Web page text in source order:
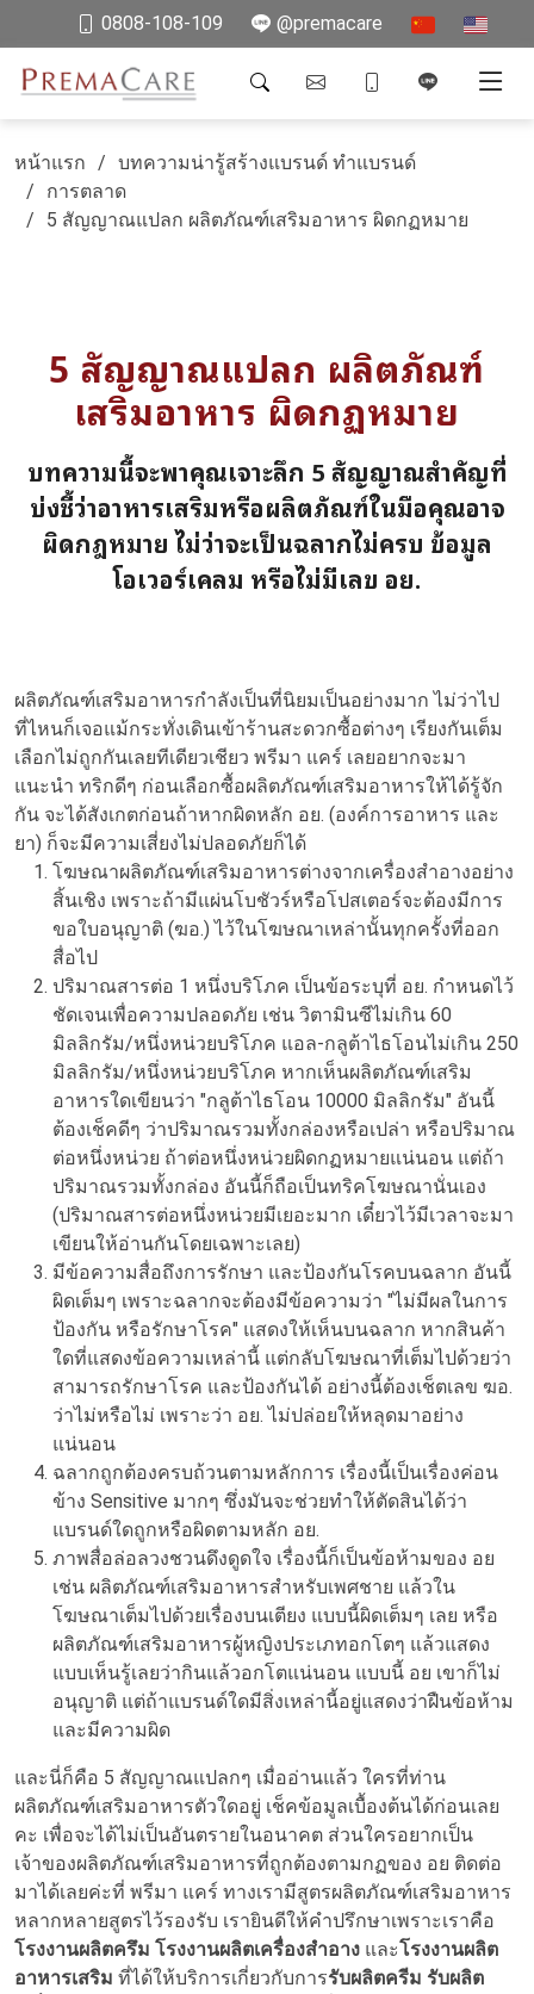
0808-108-109 @premacare
หน้าแรก
บทความน่ารู้สร้างแบรนด์ ทำแบรนด์
การตลาด
5 สัญญาณแปลก ผลิตภัณฑ์เสริมอาหาร ผิดกฏหมาย
5 สัญญาณแปลก ผลิตภัณฑ์
เสริมอาหาร ผิดกฏหมาย
บทความนี้จะพาคุณเจาะลึก 5 สัญญาณสำคัญที่
บ่งชี้ว่าอาหารเสริมหรือผลิตภัณฑ์ในมือคุณอาจ
ผิดกฎหมาย ไม่ว่าจะเป็นฉลากไม่ครบ ข้อมูล
โอเวอร์เคลม หรือไม่มีเลข อย.
ผลิตภัณฑ์เสริมอาหารกำลังเป็นที่นิยมเป็นอย่างมาก ไม่ว่าไป
ที่ไหนก็เจอแม้กระทั่งเดินเข้าร้านสะดวกซื้อต่างๆ เรียงกันเต็ม
เลือกไม่ถูกกันเลยทีเดียวเชียว พรีมา แคร์ เลยอยากจะมา
แนะนำ ทริกดีๆ ก่อนเลือกซื้อผลิตภัณฑ์เสริมอาหารให้ได้รู้จัก
กัน จะได้สังเกตก่อนถ้าหากผิดหลัก อย. (องค์การอาหาร และ
ยา) ก็จะมีความเสี่ยงไม่ปลอดภัยก็ได้
โฆษณาผลิตภัณฑ์เสริมอาหารต่างจากเครื่องสำอางอย่าง
สิ้นเชิง เพราะถ้ามีแผ่นโบชัวร์หรือโปสเตอร์จะต้องมีการ
ขอใบอนุญาติ (ฆอ.) ไว้ในโฆษณาเหล่านั้นทุกครั้งที่ออก
สื่อไป
ปริมาณสารต่อ 1 หนึ่งบริโภค เป็นข้อระบุที่ อย. กำหนดไว้
ชัดเจนเพื่อความปลอดภัย เช่น วิตามินซีไม่เกิน 60
มิลลิกรัม/หนึ่งหน่วยบริโภค แอล-กลูต้าไธโอนไม่เกิน 250
มิลลิกรัม/หนึ่งหน่วยบริโภค หากเห็นผลิตภัณฑ์เสริม
อาหารใดเขียนว่า "กลูต้าไธโอน 10000 มิลลิกรัม" อันนี้
ต้องเช็คดีๆ ว่าปริมาณรวมทั้งกล่องหรือเปล่า หรือปริมาณ
ต่อหนึ่งหน่วย ถ้าต่อหนึ่งหน่วยผิดกฏหมายแน่นอน แต่ถ้า
ปริมาณรวมทั้งกล่อง อันนี้ก็ถือเป็นทริคโฆษณานั่นเอง
(ปริมาณสารต่อหนึ่งหน่วยมีเยอะมาก เดี๋ยวไว้มีเวลาจะมา
เขียนให้อ่านกันโดยเฉพาะเลย)
มีข้อความสื่อถึงการรักษา และป้องกันโรคบนฉลาก อันนี้
ผิดเต็มๆ เพราะฉลากจะต้องมีข้อความว่า "ไม่มีผลในการ
ป้องกัน หรือรักษาโรค" แสดงให้เห็นบนฉลาก หากสินค้า
ใดที่แสดงข้อความเหล่านี้ แต่กลับโฆษณาที่เต็มไปด้วยว่า
สามารถรักษาโรค และป้องกันได้ อย่างนี้ต้องเช็ตเลข ฆอ.
ว่าไม่หรือไม่ เพราะว่า อย. ไม่ปล่อยให้หลุดมาอย่าง
แน่นอน
ฉลากถูกต้องครบถ้วนตามหลักการ เรื่องนี้เป็นเรื่องค่อน
ข้าง Sensitive มากๆ ซึ่งมันจะช่วยทำให้ตัดสินได้ว่า
แบรนด์ใดถูกหรือผิดตามหลัก อย.
ภาพสื่อล่อลวงชวนดึงดูดใจ เรื่องนี้ก็เป็นข้อห้ามของ อย
เช่น ผลิตภัณฑ์เสริมอาหารสำหรับเพศชาย แล้วใน
โฆษณาเต็มไปด้วยเรื่องบนเตียง แบบนี้ผิดเต็มๆ เลย หรือ
ผลิตภัณฑ์เสริมอาหารผู้หญิงประเภทอกโตๆ แล้วแสดง
แบบเห็นรู้เลยว่ากินแล้วอกโตแน่นอน แบบนี้ อย เขาก็ไม่
อนุญาติ แต่ถ้าแบรนด์ใดมีสิ่งเหล่านี้อยู่แสดงว่าฝืนข้อห้าม
และมีความผิด
และนี่ก็คือ 5 สัญญาณแปลกๆ เมื่ออ่านแล้ว ใครที่ท่าน
ผลิตภัณฑ์เสริมอาหารตัวใดอยู่ เช็คข้อมูลเบื้องต้นได้ก่อนเลย
คะ เพื่อจะได้ไม่เป็นอันตรายในอนาคต ส่วนใครอยากเป็น
เจ้าของผลิตภัณฑ์เสริมอาหารที่ถูกต้องตามกฏของ อย ติดต่อ
มาได้เลยค่ะที่ พรีมา แคร์ ทางเรามีสูตรผลิตภัณฑ์เสริมอาหาร
หลากหลายสูตรไว้รองรับ เรายินดีให้คำปรึกษาเพราะเราคือ
โรงงานผลิตครึม โรงงานผลิตเครื่องสำอาง และโรงงานผลิต
อาหารเสริม ที่ได้ให้บริการเกี่ยวกับการรับผลิตครีม รับผลิต